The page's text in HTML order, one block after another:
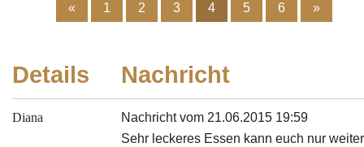
« 1 2 3 4 5 6 »
Details Nachricht
Diana
Nachricht vom 21.06.2015 19:59
Sehr leckeres Essen kann euch nur weiter